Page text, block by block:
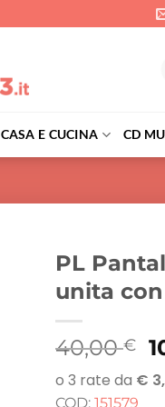
CASA E CUCINA CD
PL
unita
40,00€
Il
COD: 151579